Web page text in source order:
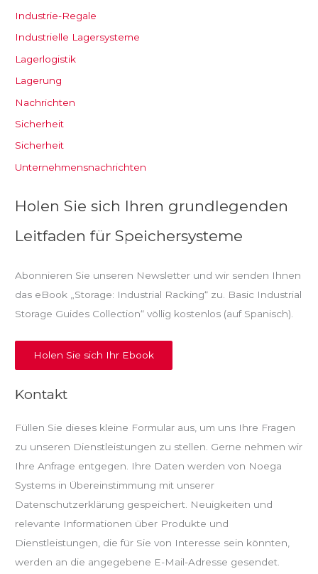
Industrie-Regale
Industrielle Lagersysteme
Lagerlogistik
Lagerung
Nachrichten
Sicherheit
Sicherheit
Unternehmensnachrichten
Holen Sie sich Ihren grundlegenden
Leitfaden für Speichersysteme
Abonnieren Sie unseren Newsletter und wir senden Ihnen
das eBook „Storage: Industrial Racking“ zu. Basic Industrial
Storage Guides Collection“ völlig kostenlos (auf Spanisch).
Holen Sie sich Ihr Ebook
Kontakt
Füllen Sie dieses kleine Formular aus, um uns Ihre Fragen
zu unseren Dienstleistungen zu stellen. Gerne nehmen wir
Ihre Anfrage entgegen. Ihre Daten werden von Noega
Systems in Übereinstimmung mit unserer
Datenschutzerklärung gespeichert. Neuigkeiten und
relevante Informationen über Produkte und
Dienstleistungen, die für Sie von Interesse sein könnten,
werden an die angegebene E-Mail-Adresse gesendet.